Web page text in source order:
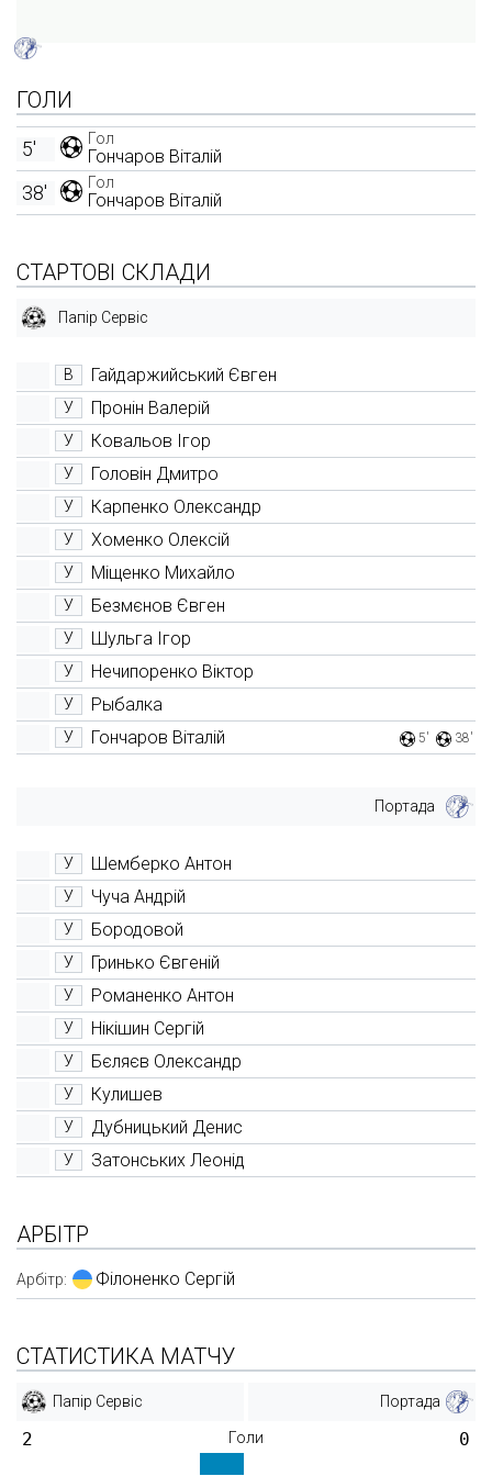
ГОЛИ
Гол
Гончаров Віталій
5'
Гол
Гончаров Віталій
38'
СТАРТОВІ СКЛАДИ
Папір Сервіс
В Гайдаржийський Євген
У Пронін Валерій
У Ковальов Ігор
У Головін Дмитро
У Карпенко Олександр
У Хоменко Олексій
У Міщенко Михайло
У Безмєнов Євген
У Шульга Ігор
У Нечипоренко Віктор
У Рыбалка
У Гончаров Віталій 5' 38'
Портада
У Шемберко Антон
У Чуча Андрій
У Бородовой
У Гринько Євгеній
У Романенко Антон
У Нікішин Сергій
У Бєляєв Олександр
У Кулишев
У Дубницький Денис
У Затонських Леонід
АРБІТР
Арбітр: Філоненко Сергій
СТАТИСТИКА МАТЧУ
Папір Сервіс Портада
2 Голи 0